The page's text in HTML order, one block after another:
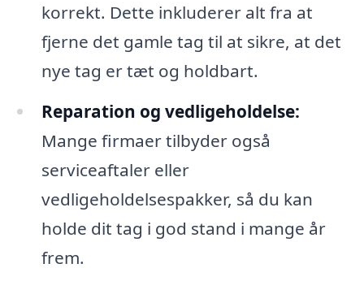
korrekt. Dette inkluderer alt fra at
fjerne det gamle tag til at sikre, at det
nye tag er tæt og holdbart.
Reparation og vedligeholdelse:
Mange firmaer tilbyder også
serviceaftaler eller
vedligeholdelsespakker, så du kan
holde dit tag i god stand i mange år
frem.